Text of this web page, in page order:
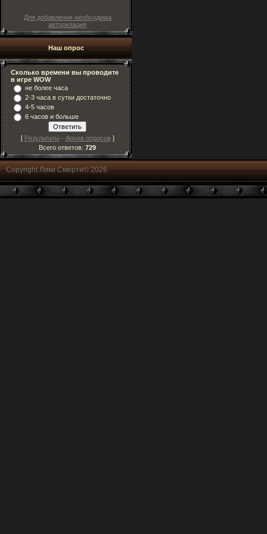
Для добавления необходима
авторизация
Наш опрос
Сколько времени вы проводите
в игре WOW
не более часа
2-3 часа в сутки достаточно
4-5 часов
6 часов и больше
[ Результаты · Архив опросов ]
Всего ответов: 729
Copyright Лики Смерти© 2026